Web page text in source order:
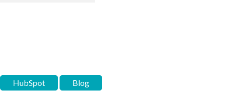
HubSpot Blog